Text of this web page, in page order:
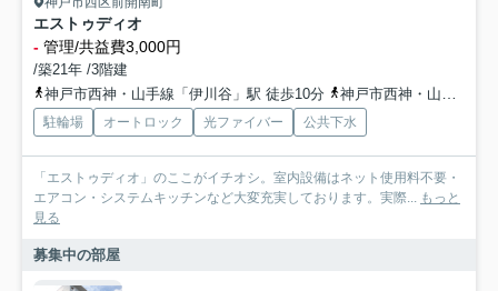
エストゥディオ
- 管理/共益費3,000円
/築21年 /3階建
神戸市西神・山手線「伊川谷」駅 徒歩10分
神戸市西神・山手線「学園都市」駅 徒歩13分
駐輪場 オートロック 光ファイバー 公共下水
「エストゥディオ」のここがイチオシ。室内設備はネット使用料不要・
エアコン・システムキッチンなど大変充実しております。実際... もっと
見る
募集中の部屋